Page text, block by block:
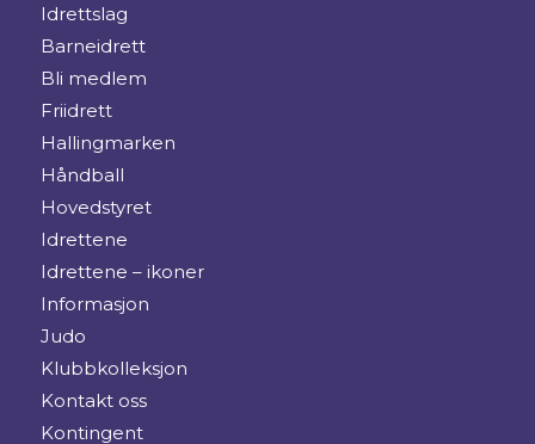
Idrettslag
Barneidrett
Bli medlem
Friidrett
Hallingmarken
Håndball
Hovedstyret
Idrettene
Idrettene – ikoner
Informasjon
Judo
Klubbkolleksjon
Kontakt oss
Kontingent